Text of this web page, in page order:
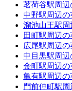
茗荷谷駅周
中野駅周辺
溜池山王駅
田町駅周辺
広尾駅周辺
中目黒駅周
金町駅周辺
亀有駅周辺
門前仲町駅